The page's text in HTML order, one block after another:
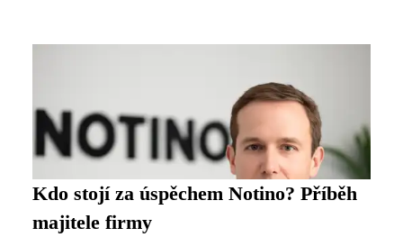
Kdo stojí za úspěchem Notino? Příběh
majitele firmy